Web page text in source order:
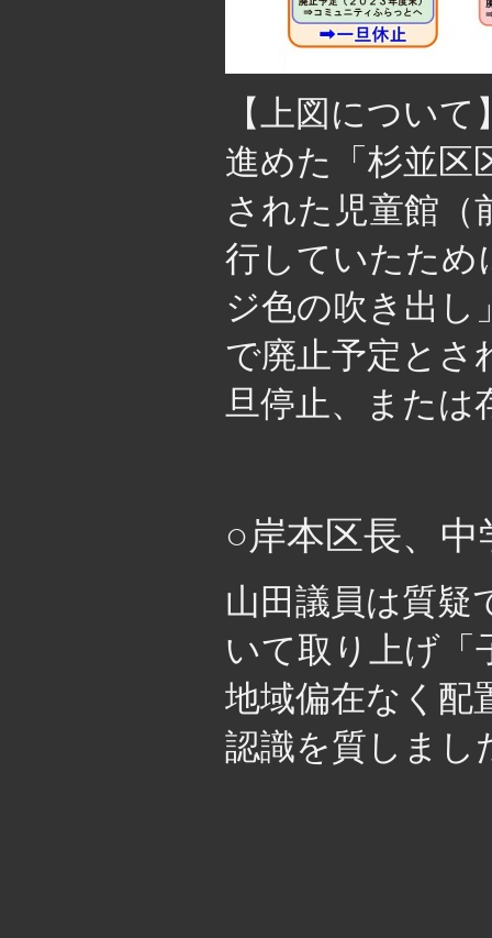
【上図につい
進めた「杉並区
された児童館（
行していたため
ジ色の吹き出し
で廃止予定とさ
旦停止、または
○岸本区長、
山田議員は質疑
いて取り上げ「
地域偏在なく配
認識を質しまし